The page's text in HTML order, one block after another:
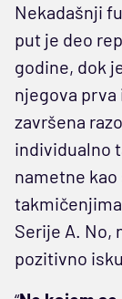
Nekadašnji
put je deo
godine, dok
njegova prva
završena
individualno
nametne
Serije A. No,
pozitivno